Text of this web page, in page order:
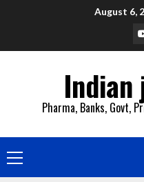
August 6,
Indian
Pharma, Banks, Govt,
Primary
Menu